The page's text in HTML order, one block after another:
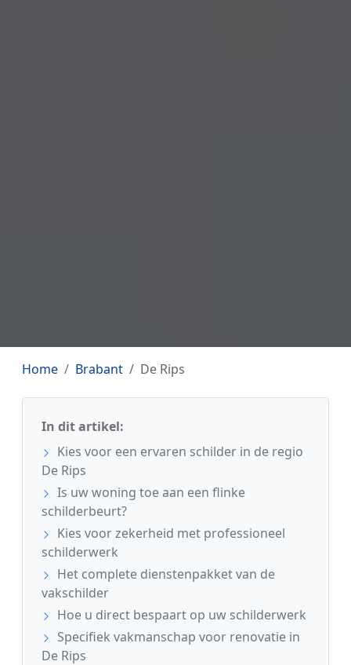
Home Brabant De Rips
In dit artikel:
Kies voor een ervaren schilder in de regio
De Rips
Is uw woning toe aan een flinke
schilderbeurt?
Kies voor zekerheid met professioneel
schilderwerk
Het complete dienstenpakket van de
vakschilder
Hoe u direct bespaart op uw schilderwerk
Specifiek vakmanschap voor renovatie in
De Rips